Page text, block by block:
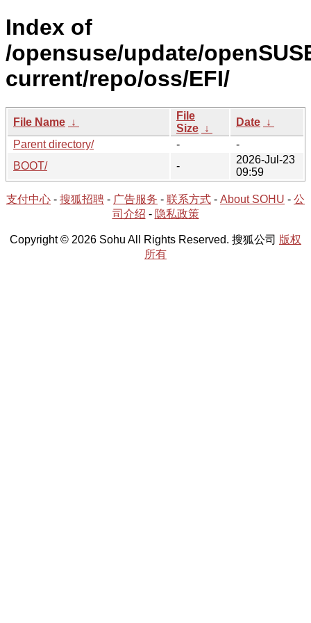
Index of
/opensuse/update/
current/repo/oss/EFI/
File Name ↓
File
Size ↓
Date ↓
Parent directory/
-
-
BOOT/
-
2026-Jul-23
09:59
支付中心 - 搜狐招聘 - 广告服务 - 联系方式 - About SOHU - 公
司介绍 - 隐私政策
Copyright © 2026 Sohu All Rights Reserved. 搜狐公司 版权
所有